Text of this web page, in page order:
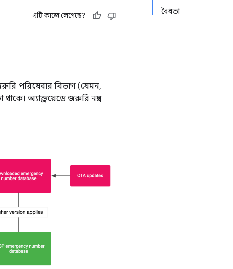
বৈধতা
এটি কাজে লেগেছে?
পরিষেবার বিভাগ (যেমন,
অ্যান্ড্রয়েডে জরুরি নম্বর